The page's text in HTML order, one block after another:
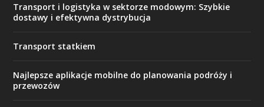
Transport i logistyka w sektorze modowym: Szybkie
dostawy i efektywna dystrybucja
Transport statkiem
Najlepsze aplikacje mobilne do planowania podróży i
przewozów